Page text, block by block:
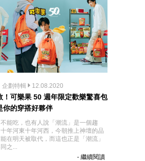
企劃特輯 12.08.2020
！可樂果 50 週年限定歡樂驚喜包
你的穿搭好夥伴
能吃，也有人說「潮流」是一個趨
年河東十年河西，今朝推上神壇的品
在明天被取代，而這也正是「潮流」
之...
- 繼續閱讀